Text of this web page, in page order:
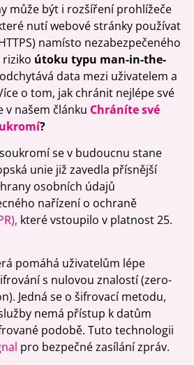
může být i rozšíření prohlížeče
nutí webové stránky používat
namísto nezabezpečeného
riziko útoku typu man-in-the-
data mezi uživatelem a
o tom, jak chránit nejlépe své
v našem článku Chráníte své
?
se v budoucnu stane
unie již zavedla přísnější
osobních údajů
nařízení o ochraně
které vstoupilo v platnost 25.
pomáhá uživatelům lépe
s nulovou znalostí (zero-
Jedná se o šifrovací metodu,
nemá přístup k datům
podobě. Tuto technologii
pro bezpečné zasílání zpráv.